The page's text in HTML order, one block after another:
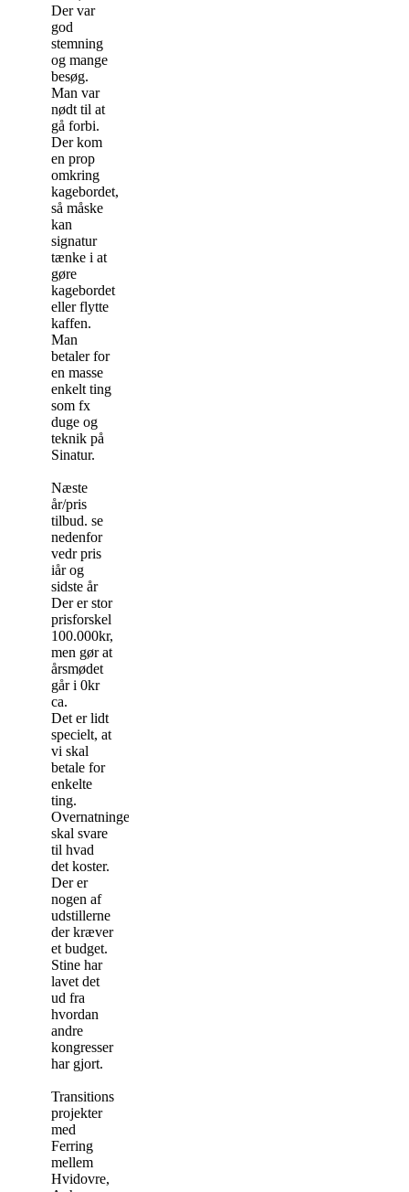
Der var
god
stemning
og mange
besøg.
Man var
nødt til at
gå forbi.
Der kom
en prop
omkring
kagebordet,
så måske
kan
signatur
tænke i at
gøre
kagebordet
eller flytte
kaffen.
Man
betaler for
en masse
enkelt ting
som fx
duge og
teknik på
Sinatur.
Næste
år/pris
tilbud. se
nedenfor
vedr pris
iår og
sidste år
Der er stor
prisforskel
100.000kr,
men gør at
årsmødet
går i 0kr
ca.
Det er lidt
specielt, at
vi skal
betale for
enkelte
ting.
Overnatningen
skal svare
til hvad
det koster.
Der er
nogen af
udstillerne
der kræver
et budget.
Stine har
lavet det
ud fra
hvordan
andre
kongresser
har gjort.
Transitions
projekter
med
Ferring
mellem
Hvidovre,